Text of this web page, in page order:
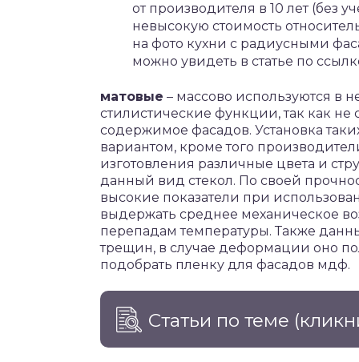
от производителя в 10 лет (без
невысокую стоимость
на фото кухни с радиусными
можно увидеть в статье по
матовые – массово используются в
стилистические функции, так как не
содержимое фасадов. Установка
вариантом, кроме того
изготовления различные цвета и
данный вид стекол. По своей
высокие показатели при
выдержать среднее механическое
перепадам температуры. Также
трещин, в случае деформации оно
подобрать пленку для фасадов мдф.
Статьи по теме